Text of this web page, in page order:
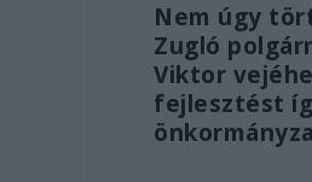
Nem úgy
Zugló
Viktor
fejlesztést